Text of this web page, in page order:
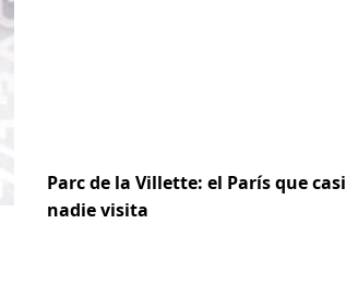
Parc de la Villette: el París que casi
nadie visita